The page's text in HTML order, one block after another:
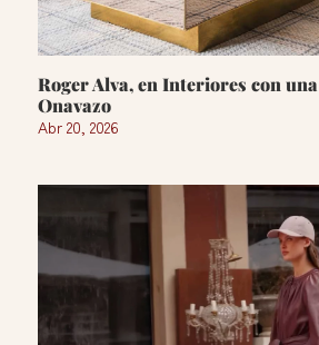
Roger Alva, en Interiores con
Onavazo
Abr 20, 2026